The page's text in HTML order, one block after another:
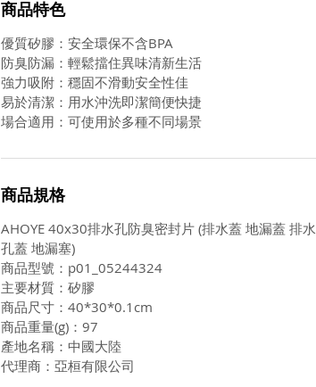
商品特色
優質矽膠：安全環保不含BPA
防臭防漏：輕鬆擋住異味清新生活
強力吸附：穩固不滑動安全性佳
易於清潔：用水沖洗即潔簡便快捷
場合適用：可使用於多種不同場景
商品規格
AHOYE 40x30排水孔防臭密封片 (排水蓋 地漏蓋 排水
孔蓋 地漏塞)
商品型號：p01_05244324
主要材質：矽膠
商品尺寸：40*30*0.1cm
商品重量(g)：97
產地名稱：中國大陸
代理商：亞桓有限公司